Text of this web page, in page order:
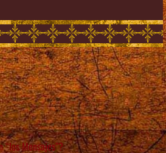
“los Mensajes”?